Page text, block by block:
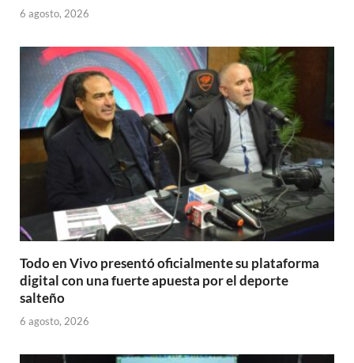
6 agosto, 2026
Todo en Vivo presentó oficialmente su plataforma
digital con una fuerte apuesta por el deporte
salteño
6 agosto, 2026